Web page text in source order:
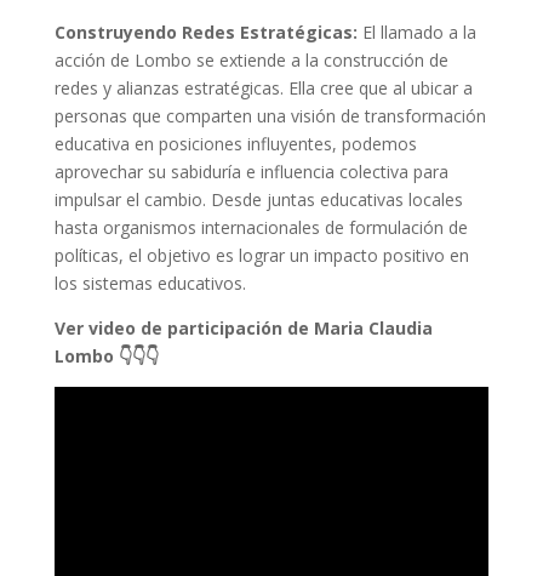
Construyendo Redes Estratégicas: El llamado a la
acción de Lombo se extiende a la construcción de
redes y alianzas estratégicas. Ella cree que al ubicar a
personas que comparten una visión de transformación
educativa en posiciones influyentes, podemos
aprovechar su sabiduría e influencia colectiva para
impulsar el cambio. Desde juntas educativas locales
hasta organismos internacionales de formulación de
políticas, el objetivo es lograr un impacto positivo en
los sistemas educativos.
Ver video de participación de Maria Claudia
Lombo 👇👇👇